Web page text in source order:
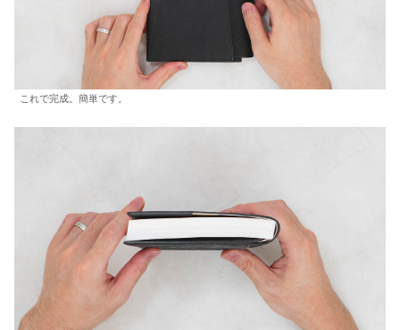
これで完成。簡単です。